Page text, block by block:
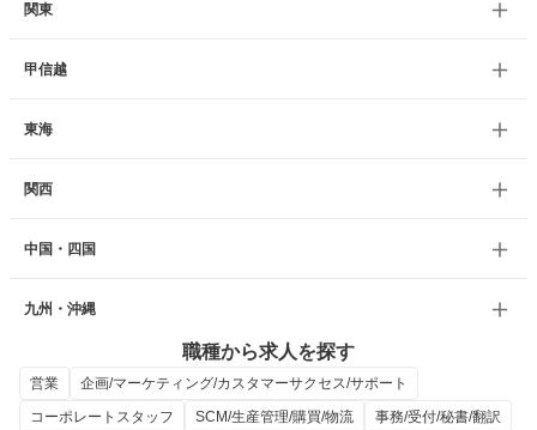
関東
甲信越
東海
関西
中国・四国
九州・沖縄
職種から求人を探す
営業
企画/マーケティング/カスタマーサクセス/サポート
コーポレートスタッフ
SCM/生産管理/購買/物流
事務/受付/秘書/翻訳